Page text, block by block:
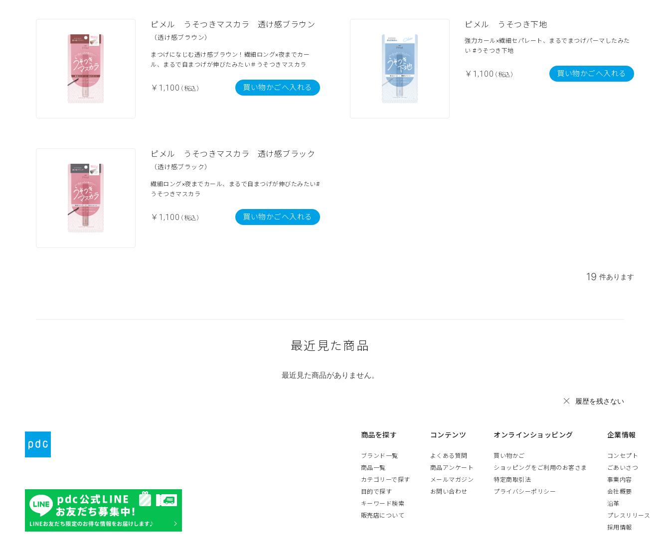
ピメル うそつきマスカラ 透け感ブラウン
（透け感ブラウン）
まつげになじむ透け感ブラウン！繊細ロング×夜までカー
ル、まるで自まつげが伸びたみたい＃うそつきマスカラ
￥1,100（税込） 買い物かごへ入れる
ピメル うそつき下地
強力カール×繊細セパレート、まるでまつげパーマしたみた
い #うそつき下地
￥1,100（税込） 買い物かごへ入れる
ピメル うそつきマスカラ 透け感ブラック
（透け感ブラック）
繊細ロング×夜までカール、まるで自まつげが伸びたみたい#
うそつきマスカラ
￥1,100（税込） 買い物かごへ入れる
19 件あります
最近見た商品
最近見た商品がありません。
履歴を残さない
商品を探す
ブランド一覧
商品一覧
カテゴリーで探す
目的で探す
キーワード検索
販売店について
コンテンツ
よくある質問
商品アンケート
メールマガジン
お問い合わせ
オンラインショッピング
買い物かご
ショッピングをご利用のお客さま
特定商取引法
プライバシーポリシー
企業情報
コンセプト
ごあいさつ
事業内容
会社概要
沿革
プレスリリース
採用情報